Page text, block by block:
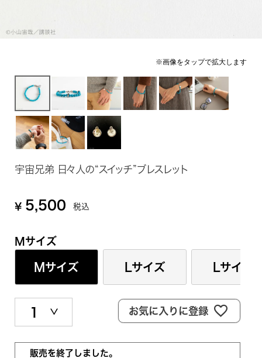
宇宙兄弟 日々人の“スイッチ”ブレスレット
¥ 5,500 税込
Mサイズ
Mサイズ Lサイズ Lサイズ
お気に入りに登録
販売を終了しました。